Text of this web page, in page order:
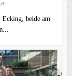
beide am